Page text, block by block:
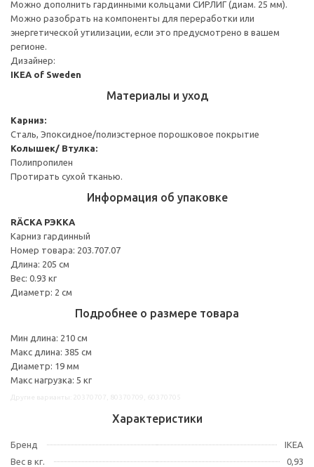
Можно дополнить гардинными кольцами СИРЛИГ (диам. 25 мм).
Можно разобрать на компоненты для переработки или
энергетической утилизации, если это предусмотрено в вашем
регионе.
Дизайнер:
IKEA of Sweden
Материалы и уход
Карниз:
Сталь, Эпоксидное/полиэстерное порошковое покрытие
Колышек/ Втулка:
Полипропилен
Протирать сухой тканью.
Информация об упаковке
RÄCKA РЭККА
Карниз гардинный
Номер товара: 203.707.07
Длина: 205 см
Вес: 0.93 кг
Диаметр: 2 см
Подробнее о размере товара
Мин длина: 210 см
Макс длина: 385 см
Диаметр: 19 мм
Макс нагрузка: 5 кг
Характеристики
Бренд
IKEA
Вес в кг.
0,93